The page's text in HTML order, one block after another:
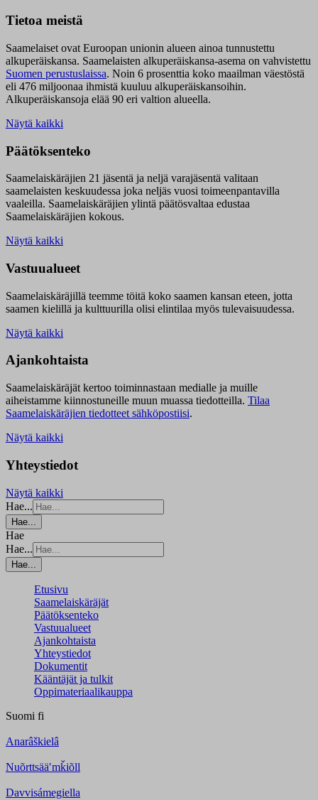
Tietoa meistä
Saamelaiset ovat Euroopan unionin alueen ainoa tunnustettu
alkuperäiskansa. Saamelaisten alkuperäiskansa-asema on vahvistettu
Suomen perustuslaissa. Noin 6 prosenttia koko maailman väestöstä
eli 476 miljoonaa ihmistä kuuluu alkuperäiskansoihin.
Alkuperäiskansoja elää 90 eri valtion alueella.
Näytä kaikki
Päätöksenteko
Saamelaiskäräjien 21 jäsentä ja neljä varajäsentä valitaan
saamelaisten keskuudessa joka neljäs vuosi toimeenpantavilla
vaaleilla. Saamelaiskäräjien ylintä päätösvaltaa edustaa
Saamelaiskäräjien kokous.
Näytä kaikki
Vastuualueet
Saamelaiskäräjillä teemme töitä koko saamen kansan eteen, jotta
saamen kielillä ja kulttuurilla olisi elintilaa myös tulevaisuudessa.
Näytä kaikki
Ajankohtaista
Saamelaiskäräjät kertoo toiminnastaan medialle ja muille
aiheistamme kiinnostuneille muun muassa tiedotteilla. Tilaa
Saamelaiskäräjien tiedotteet sähköpostiisi.
Näytä kaikki
Yhteystiedot
Näytä kaikki
Hae...
Hae...
Hae
Hae...
Hae...
Etusivu
Saamelaiskäräjät
Päätöksenteko
Vastuualueet
Ajankohtaista
Yhteystiedot
Dokumentit
Kääntäjät ja tulkit
Oppimateriaalikauppa
Suomi fi
Anarâškielâ
Nuõrttsääʹmǩiõll
Davvisámegiella